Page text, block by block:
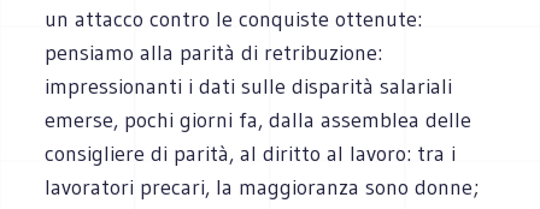
un attacco contro le conquiste ottenute:
pensiamo alla parità di retribuzione:
impressionanti i dati sulle disparità salariali
emerse, pochi giorni fa, dalla assemblea delle
consigliere di parità, al diritto al lavoro: tra i
lavoratori precari, la maggioranza sono donne;